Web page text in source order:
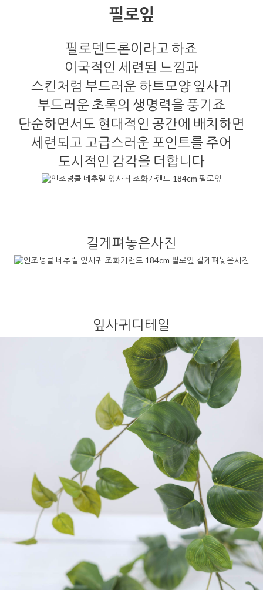
필로잎
필로덴드론이라고 하죠
이국적인 세련된 느낌과
스킨처럼 부드러운 하트모양 잎사귀
부드러운 초록의 생명력을 풍기죠
단순하면서도 현대적인 공간에 배치하면
세련되고 고급스러운 포인트를 주어
도시적인 감각을 더합니다
길게펴놓은사진
잎사귀디테일